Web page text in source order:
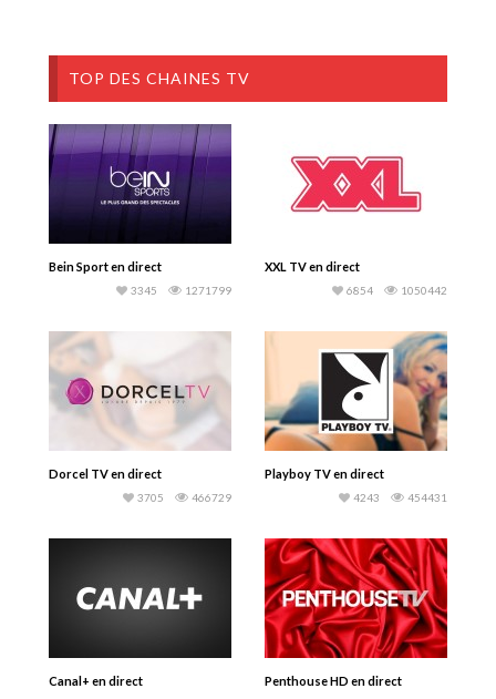
TOP DES CHAINES TV
Bein Sport en direct
1271799
3345
XXL TV en direct
1050442
6854
Dorcel TV en direct
466729
3705
Playboy TV en direct
454431
4243
Canal+ en direct Penthouse HD en direct